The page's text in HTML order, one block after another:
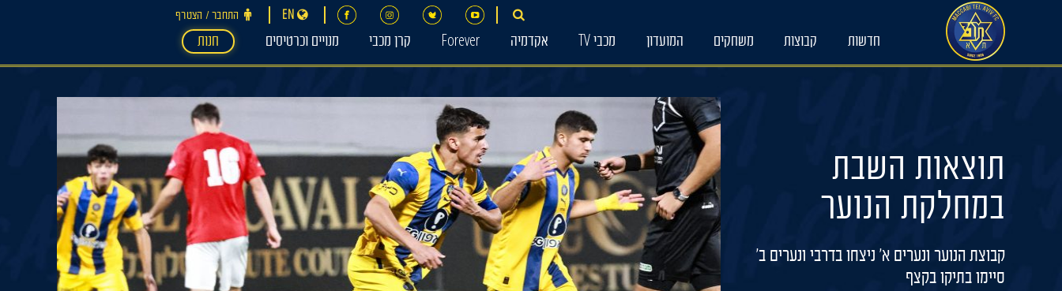
התחבר ‪/‬ הצטרף EN
חדשות קבוצות משחקים המועדון מכבי TV אקדמיה Forever קרן מכבי מנויים וכרטיסים חנות
תוצאות השבת
במחלקת הנוער
קבוצת הנוער ונערים א׳ ניצחו בדרבי ונערים ב׳
סיימו בתיקו בקצף